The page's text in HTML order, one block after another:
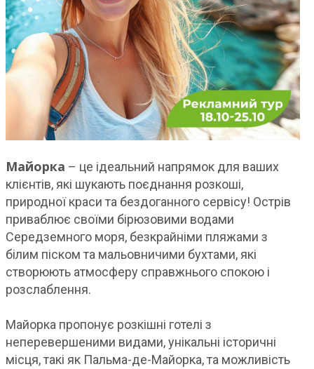
Майорка – це ідеальний напрямок для ваших
клієнтів, які шукають поєднання розкоші,
природної краси та бездоганного сервісу! Острів
приваблює своїми бірюзовими водами
Середземного моря, безкрайніми пляжами з
білим піском та мальовничими бухтами, які
створюють атмосферу справжнього спокою і
розслаблення.
Майорка пропонує розкішні готелі з
неперевершеними видами, унікальні історичні
місця, такі як Пальма-де-Майорка, та можливість